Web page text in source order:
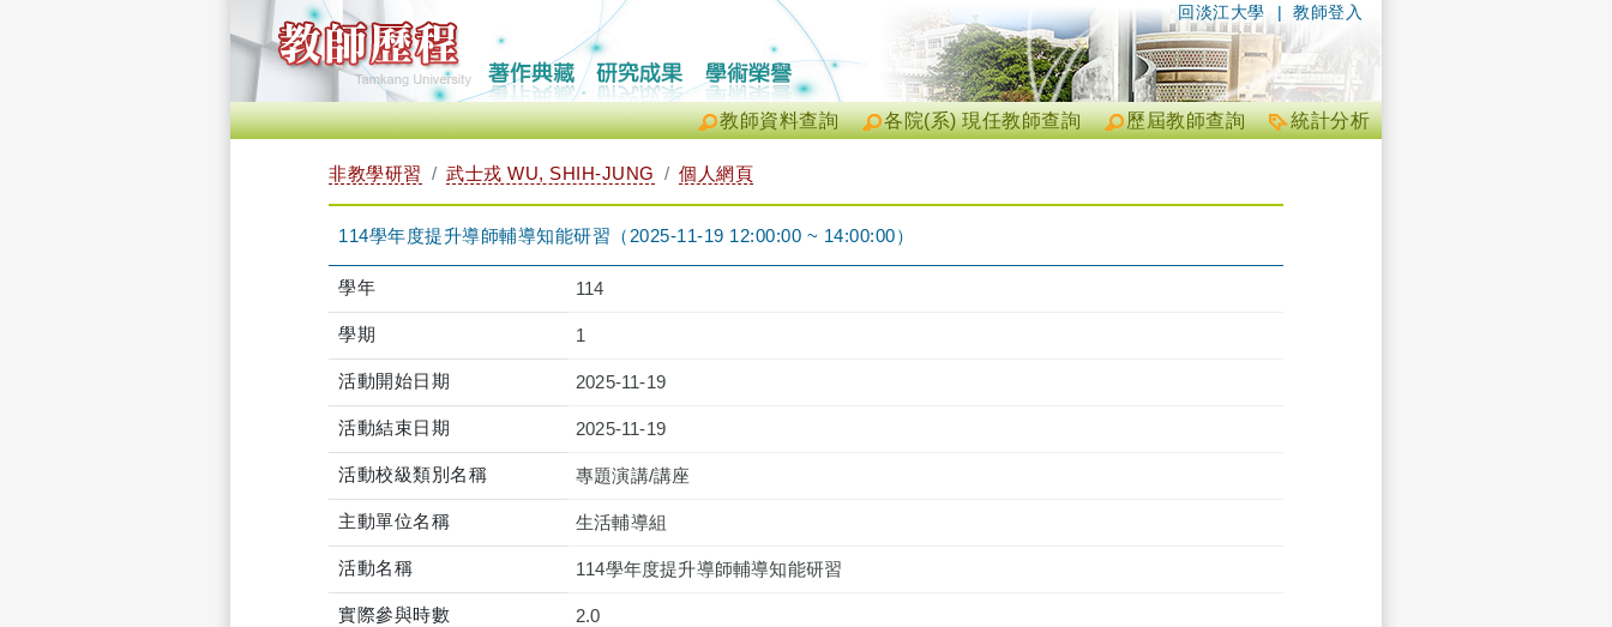
| 教師登入
回淡江大學
統計分析
歷屆教師查詢
各院(系) 現任教師查詢
教師資料查詢
非教學研習 武士戎 WU, SHIH-JUNG 個人網頁
114學年度提升導師輔導知能研習（2025-11-19 12:00:00 ~ 14:00:00）
學年 114
學期 1
活動開始日期 2025-11-19
活動結束日期 2025-11-19
活動校級類別名稱 專題演講/講座
主動單位名稱 生活輔導組
活動名稱 114學年度提升導師輔導知能研習
實際參與時數 2.0